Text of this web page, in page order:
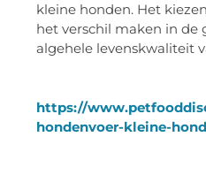
kleine honden. Het
het verschil maken in de
algehele levenskwaliteit
https://
hondenvoer-kleine-hond